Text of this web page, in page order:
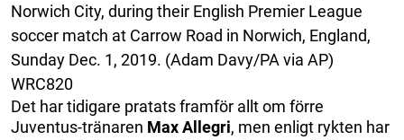
Norwich City, during their English Premier League
soccer match at Carrow Road in Norwich, England,
Sunday Dec. 1, 2019. (Adam Davy/PA via AP)
WRC820
Det har tidigare pratats framför allt om förre
Juventus-tränaren MaxAllegri, men enligt rykten har